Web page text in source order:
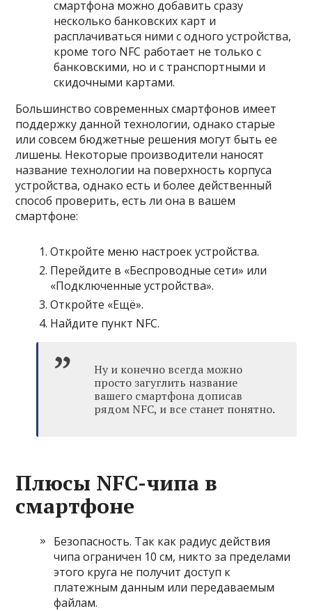
смартфона можно добавить сразу
несколько банковских карт и
расплачиваться ними с одного устройства,
кроме того NFC работает не только с
банковскими, но и с транспортными и
скидочными картами.
Большинство современных смартфонов имеет
поддержку данной технологии, однако старые
или совсем бюджетные решения могут быть ее
лишены. Некоторые производители наносят
название технологии на поверхность корпуса
устройства, однако есть и более действенный
способ проверить, есть ли она в вашем
смартфоне:
Откройте меню настроек устройства.
Перейдите в «Беспроводные сети» или
«Подключенные устройства».
Откройте «Ещё».
Найдите пункт NFC.
Ну и конечно всегда можно
просто загуглить название
вашего смартфона дописав
рядом NFC, и все станет понятно.
Плюсы NFC-чипа в
смартфоне
Безопасность. Так как радиус действия
чипа ограничен 10 см, никто за пределами
этого круга не получит доступ к
платежным данным или передаваемым
файлам.